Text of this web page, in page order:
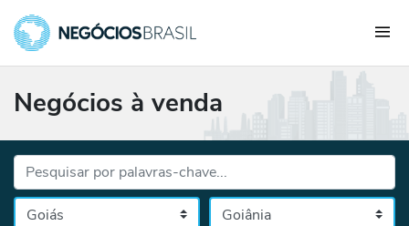
Negócios à venda
Palavras-chave...
Cidade